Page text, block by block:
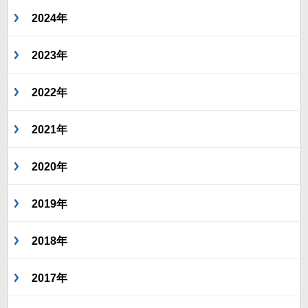
2024年
2023年
2022年
2021年
2020年
2019年
2018年
2017年